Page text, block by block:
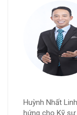
Huỳnh Nhất
hứng cho Kỹ sư